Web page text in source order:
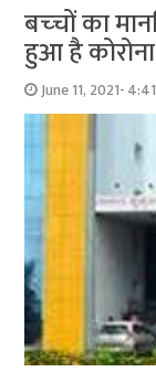
बच्‍चों का
हुआ है
June 11, 2021-